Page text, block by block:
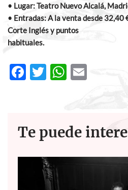
• Lugar: Teatro Nuevo Alcalá,
• Entradas: A la venta desde 32,40
Corte Inglés y puntos
habituales.
F
o
o
T
W
s
A
p
Te puede